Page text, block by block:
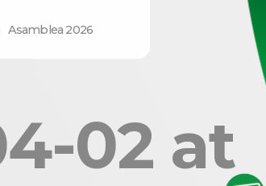
Asamblea 2026
02 at